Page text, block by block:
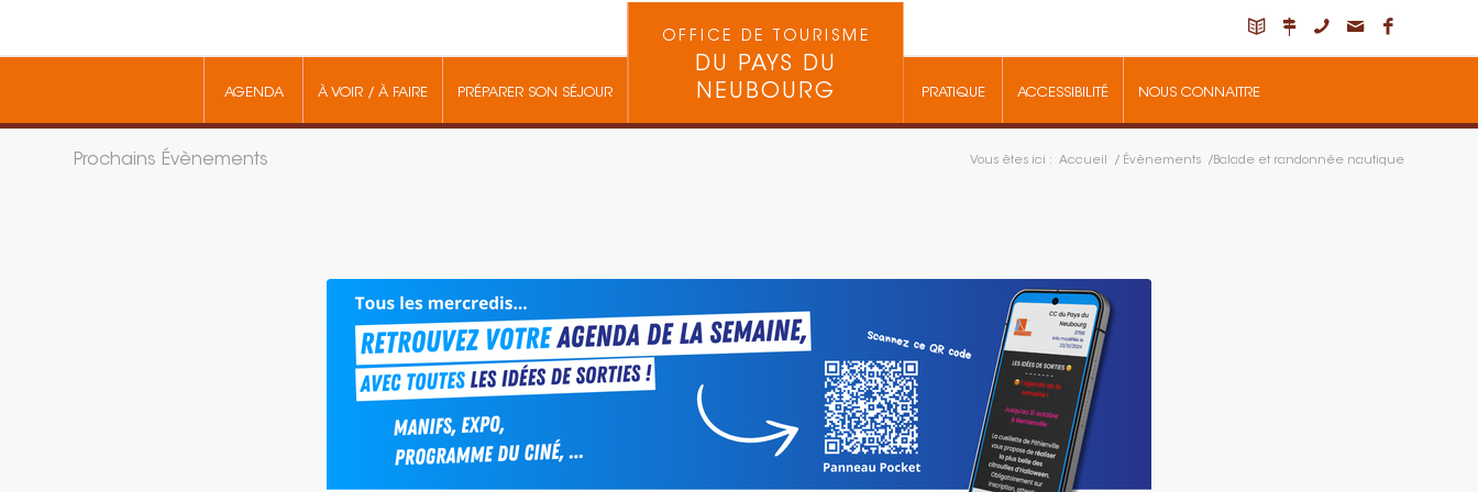
AGENDA À VOIR / À FAIRE PRÉPARER SON SÉJOUR
OFFICE DE TOURISME
DU PAYS DU
NEUBOURG
PRATIQUE ACCESSIBILITÉ NOUS CONNAITRE
Prochains Évènements Vous êtes ici : Accueil / Évènements /Balade et randonnée nautique